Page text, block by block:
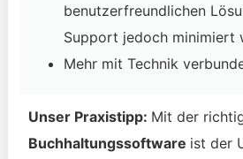
benutzerfreundlichen
Support jedoch minimiert
Mehr mit Technik
Unser Praxistipp: Mit der
Buchhaltungssoftware ist der